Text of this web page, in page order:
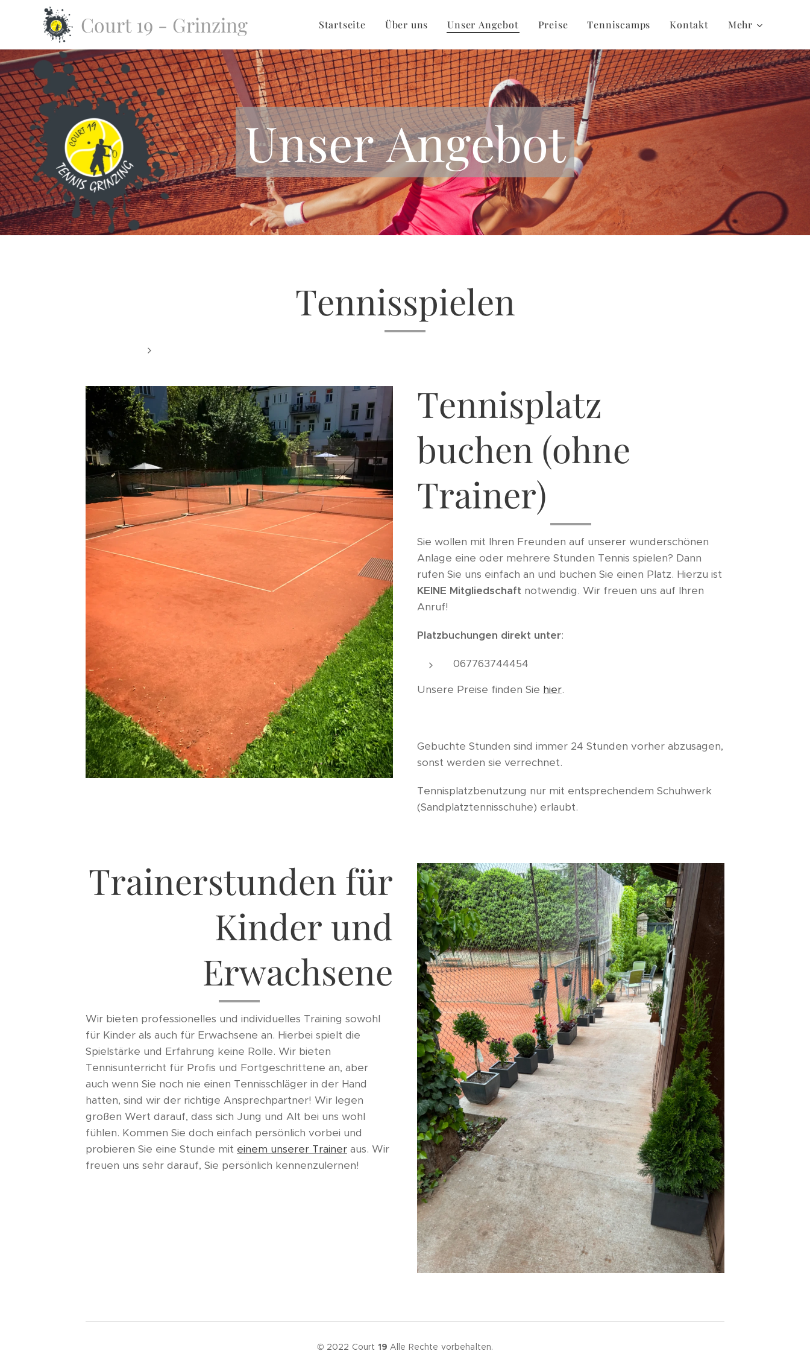
Court 19 - Grinzing Startseite Über uns Unser Angebot Preise Tenniscamps Kontakt Mehr
Unser Angebot
Tennisspielen
Tennisplatz
buchen (ohne
Trainer)
Sie wollen mit Ihren Freunden auf unserer wunderschönen
Anlage eine oder mehrere Stunden Tennis spielen? Dann
rufen Sie uns einfach an und buchen Sie einen Platz. Hierzu ist
KEINE Mitgliedschaft notwendig. Wir freuen uns auf Ihren
Anruf!
Platzbuchungen direkt unter:
067763744454
Unsere Preise finden Sie hier.
Gebuchte Stunden sind immer 24 Stunden vorher abzusagen,
sonst werden sie verrechnet.
Tennisplatzbenutzung nur mit entsprechendem Schuhwerk
(Sandplatztennisschuhe) erlaubt.
Trainerstunden für
Kinder und
Erwachsene
Wir bieten professionelles und individuelles Training sowohl
für Kinder als auch für Erwachsene an. Hierbei spielt die
Spielstärke und Erfahrung keine Rolle. Wir bieten
Tennisunterricht für Profis und Fortgeschrittene an, aber
auch wenn Sie noch nie einen Tennisschläger in der Hand
hatten, sind wir der richtige Ansprechpartner! Wir legen
großen Wert darauf, dass sich Jung und Alt bei uns wohl
fühlen. Kommen Sie doch einfach persönlich vorbei und
probieren Sie eine Stunde mit einem unserer Trainer aus. Wir
freuen uns sehr darauf, Sie persönlich kennenzulernen!
© 2022 Court 19 Alle Rechte vorbehalten.